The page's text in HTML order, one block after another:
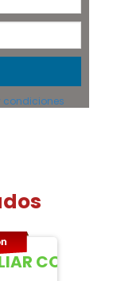
condiciones